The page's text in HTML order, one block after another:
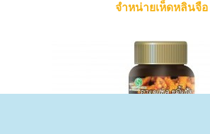
จำหน่ายเห็ดหลินจือ